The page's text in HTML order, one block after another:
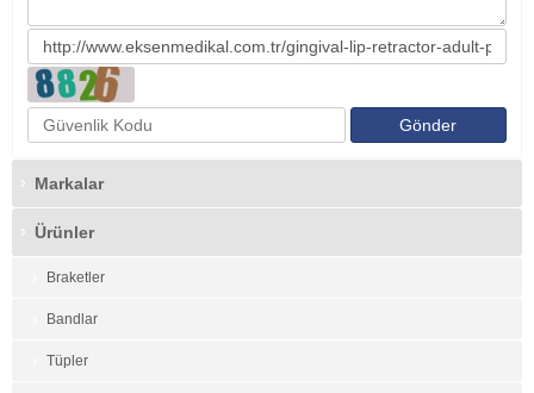
Markalar
Ürünler
Braketler
Bandlar
Tüpler